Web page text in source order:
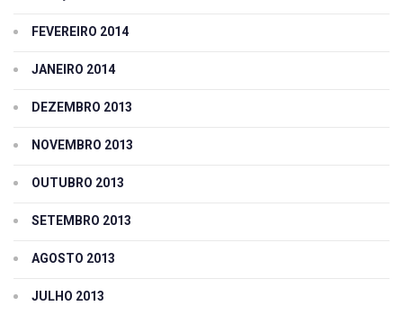
FEVEREIRO 2014
JANEIRO 2014
DEZEMBRO 2013
NOVEMBRO 2013
OUTUBRO 2013
SETEMBRO 2013
AGOSTO 2013
JULHO 2013